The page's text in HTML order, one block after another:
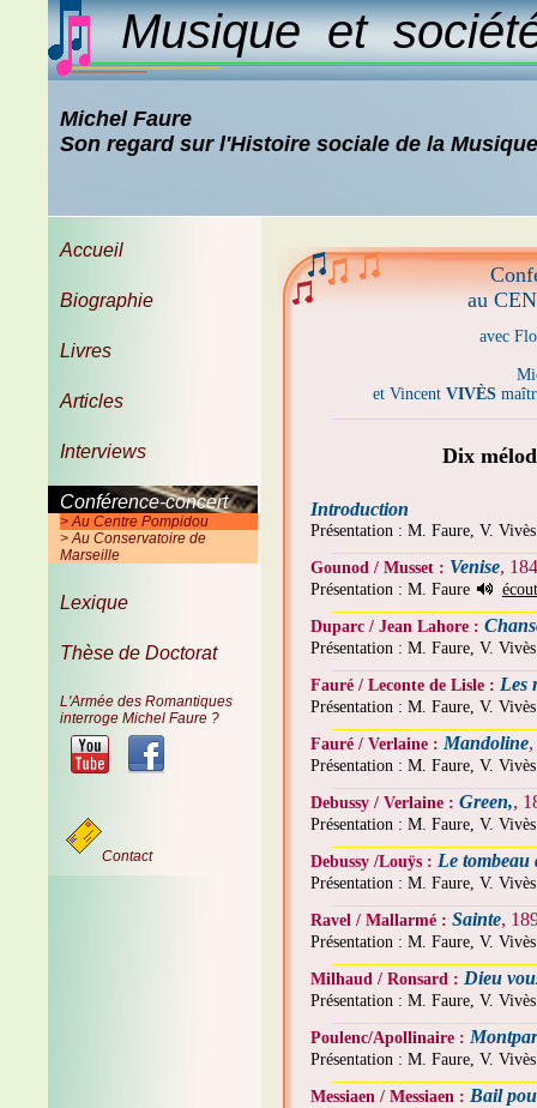
Musique et
Michel Faure
Son regard sur l'Histoire sociale de la Musique
au
avec
et VincentVIVÈS
Dix
Introduction
Présentation : M. Faure, V.
Gounod / Musset : Venise,
Présentation : M. Faure
Duparc / Jean Lahore :
Présentation : M. Faure, V.
Fauré / Leconte de Lisle : Les
Présentation : M. Faure, V.
Fauré / Verlaine :Mandoline
Présentation : M. Faure, V.
Debussy / Verlaine : Green,,
Présentation : M. Faure, V.
Debussy /Louÿs : Le tombeau
Présentation : M. Faure, V.
Ravel / Mallarmé : Sainte,
Présentation : M. Faure, V.
Milhaud / Ronsard : Dieu
Présentation : M. Faure, V.
Poulenc/Apollinaire :
Présentation : M. Faure, V.
Messiaen / Messiaen : Bail
Accueil
Biographie
Livres
Articles
Interviews
Conférence-concert
> Au Centre Pompidou
> Au Conservatoire de
Marseille
Lexique
Thèse de Doctorat
L'Armée des Romantiques
interroge Michel Faure ?
Contact